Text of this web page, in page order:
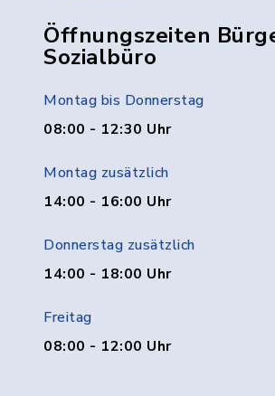
Öffnungszeiten
Sozialbüro
Montag bis Donnerstag
08:00 - 12:30 Uhr
Montag zusätzlich
14:00 - 16:00 Uhr
Donnerstag zusätzlich
14:00 - 18:00 Uhr
Freitag
08:00 - 12:00 Uhr